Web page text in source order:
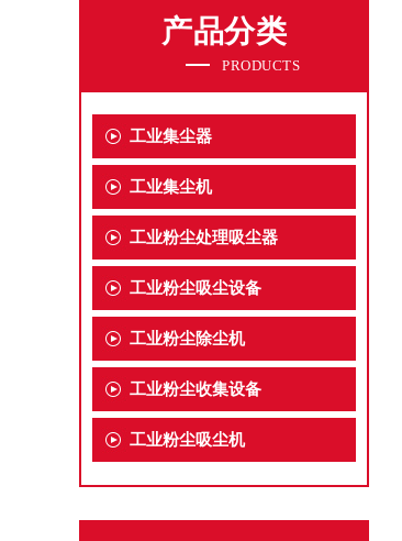
产品分类
PRODUCTS
工业集尘器
工业集尘机
工业粉尘处理吸尘器
工业粉尘吸尘设备
工业粉尘除尘机
工业粉尘收集设备
工业粉尘吸尘机